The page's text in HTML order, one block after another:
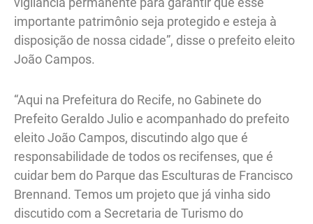
importante patrimônio seja protegido e esteja à
disposição de nossa cidade”, disse o prefeito eleito
João Campos.
“Aqui na Prefeitura do Recife, no Gabinete do
Prefeito Geraldo Julio e acompanhado do prefeito
eleito João Campos, discutindo algo que é
responsabilidade de todos os recifenses, que é
cuidar bem do Parque das Esculturas de Francisco
Brennand. Temos um projeto que já vinha sido
discutido com a Secretaria de Turismo do